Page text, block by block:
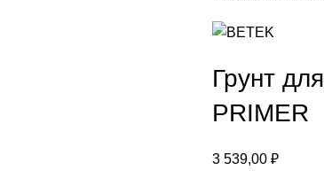
Грунт
PRIMER
3 539,00 ₽